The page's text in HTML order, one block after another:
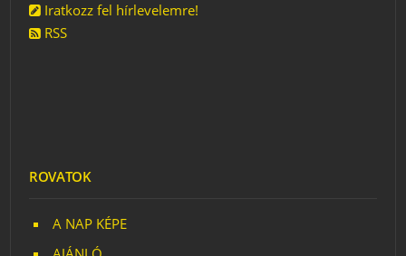
Iratkozz fel hírlevelemre!
RSS
ROVATOK
A NAP KÉPE